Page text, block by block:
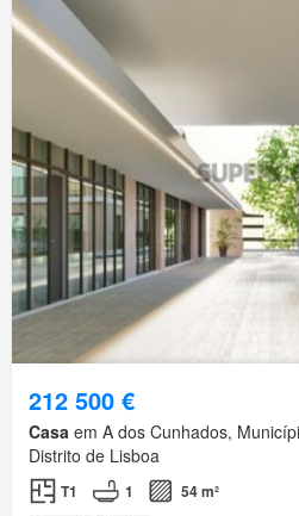
212 500 €
Casa em A dos Cunhados,
Distrito de Lisboa
T1 1 54 m²